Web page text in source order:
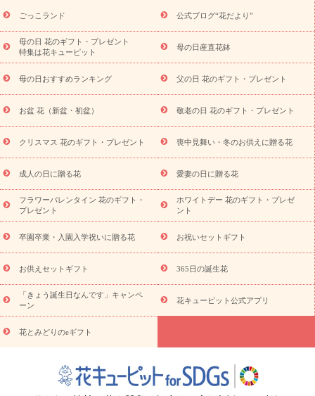
ら探す
お祝いの花特集 当日配達特急便 お祝い商品一覧
念日
結婚祝い 出産祝い 退院祝い・快気祝い
寿祝い
プチギフト ペットのお祝いフラワー
供え・お悔やみ商品一覧
お供え・お悔やみの花
四十九日法要以
お供え プリザーブドフラワー
ペットのお供えフラワー
お盆（新
盆・初盆）
その他 お祝い返し お見舞い
お取り寄せギフト
ビジネス用
ご自宅用 観葉植物 ミディ胡蝶蘭
プリザーブ
ドフラワー
スタイルから探す アレンジメント 花束
スタ
ンド花
お祝い お供え・お悔やみ 胡蝶蘭 胡蝶蘭・花鉢
ディ胡蝶蘭・お祝い
ミディ胡蝶蘭・お供え
世界初の青色胡蝶蘭
観葉植物
観葉植物 産直多肉植物
プリザーブドフラワー
お祝い
お供え・お悔やみ 花とセットギフト
セミオーダー
プチギフト（hanamore -ハナモア-）
花とみどりのeギフト
キューピットのeGfit
カラー ピンク イエローオレンジ
レッ
ド
お花の種類 トルコキキョウ
お祝い お祝い・3000円～ お祝い・4000円～
お祝い・
5000円～
お祝い・7000円～ お祝い・ 10000円～
お供え・お
悔やみ
円～
お供え・お悔やみ・
読み物
いのマナー
定年退職祝いのマナー
お祝いを贈るときのマナー・
花キューピットのお祝いコラム一覧
誕生日のお花を「色
ごっこランド 公式ブログ“花だより”
母の日 花のギフト・プレゼント
特集は花キューピット
母の日産直花鉢
母の日おすすめランキング 父の日 花のギフト・プレゼント
お盆 花（新盆・初盆） 敬老の日 花のギフト・プレゼント
クリスマス 花のギフト・プレゼント 喪中見舞い・冬のお供えに贈る花
成人の日に贈る花 愛妻の日に贈る花
フラワーバレンタイン 花のギフト・
プレゼント
ホワイトデー 花のギフト・プレゼ
ント
卒園卒業・入園入学祝いに贈る花 お祝いセットギフト
お供えセットギフト 365日の誕生花
「きょう誕生日なんです」キャンペ
ーン
花キューピット公式アプリ
花とみどりのeギフト